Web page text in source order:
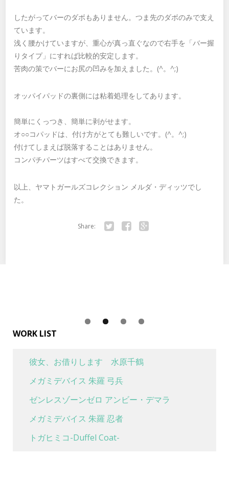
したがってバーのダボもありません。つま先のダボのみで支え
ています。
浅く腰かけていますが、重心が真っ直ぐなので右手を「バー握
りタイプ」にすれば比較的安定します。
苦肉の策でバーにお尻の凹みを加えました。(^。^;)
オッパイパッドの裏側には粘着処理をしてあります。
簡単にくっつき、簡単に剥がせます。
オ○○コパッドは、付け方がとても難しいです。(^。^;)
付けてしまえば脱落することはありません。
コンパチパーツはすべて交換できます。
以上、ヤマトガールズコレクション メルダ・ディッツでし
た。
Share:
WORK LIST
彼女、お借りします 水原千鶴
メガミデバイス 朱羅 弓兵
ゼンレスゾーンゼロ アンビー・デマラ
メガミデバイス 朱羅 忍者
トガヒミコ-Duffel Coat-